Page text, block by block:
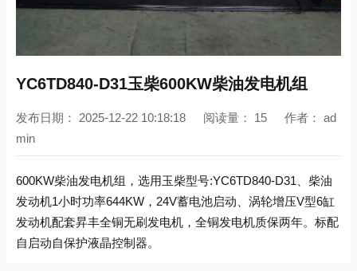
YC6TD840-D31玉柴600KW柴油发电机组
发布日期： 2025-12-22 10:18:18 阅读量： 15 作者： ad
min
600KW柴油发电机组，选用玉柴型号:YC6TD840-D31、柴油
发动机1小时功率644KW，24V蓄电池启动、涡轮增压V型6缸
发动机配套昇丰全铜无刷发电机，全铜发电机质保两年。标配
自启动自保护液晶控制器。